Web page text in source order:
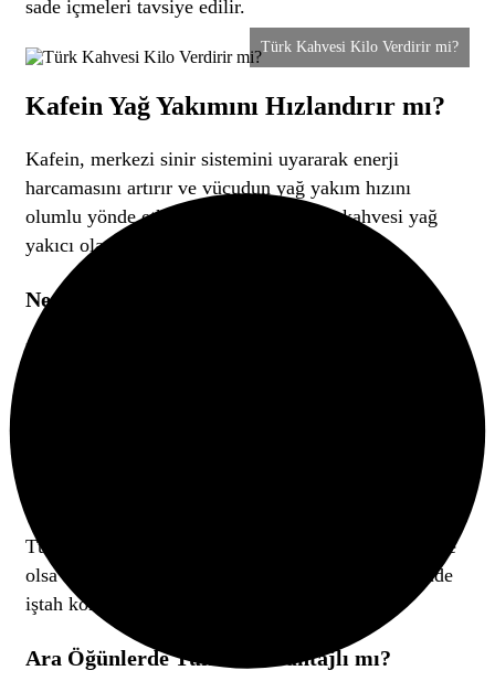
sade içmeleri tavsiye edilir.
Türk Kahvesi Kilo Verdirir mi?
Kafein Yağ Yakımını Hızlandırır mı?
Kafein, merkezi sinir sistemini uyararak enerji
harcamasını artırır ve vücudun yağ yakım hızını
olumlu yönde etkiler. Bu nedenle Türk kahvesi yağ
yakıcı olarak değerlendirilebilir.
Ne Kadar Kafein İçerir?
Bir fincan Türk kahvesi yaklaşık 60-70 mg kafein
Türk kahvesi mide doluluğunu artırarak kısa süreli de
olsa tokluk hissi yaratır. Ara öğünlerde tüketildiğinde
iştah kontrolü sağlayabilir.
Ara Öğünlerde Tüketim Avantajlı mı?